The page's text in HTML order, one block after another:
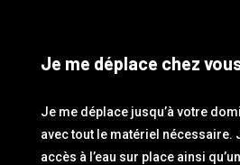
Je me déplace chez
Je me déplace jusqu’à votre
avec tout le matériel nécessaire.
accès à l’eau sur place ainsi